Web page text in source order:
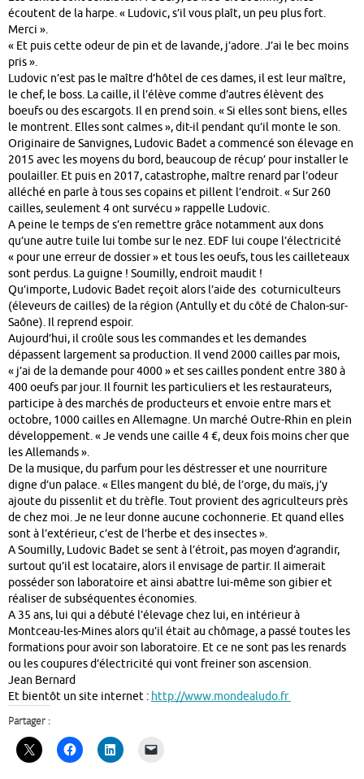
écoutent de la harpe. « Ludovic, s’il vous plaît, un peu plus fort.
Merci ».
« Et puis cette odeur de pin et de lavande, j’adore. J’ai le bec moins
pris ».
Ludovic n’est pas le maître d’hôtel de ces dames, il est leur maître,
le chef, le boss. La caille, il l’élève comme d’autres élèvent des
boeufs ou des escargots. Il en prend soin. « Si elles sont biens, elles
le montrent. Elles sont calmes », dit-il pendant qu’il monte le son.
Originaire de Sanvignes, Ludovic Badet a commencé son élevage en
2015 avec les moyens du bord, beaucoup de récup’ pour installer le
poulailler. Et puis en 2017, catastrophe, maître renard par l’odeur
alléché en parle à tous ses copains et pillent l’endroit. « Sur 260
cailles, seulement 4 ont survécu » rappelle Ludovic.
A peine le temps de s’en remettre grâce notamment aux dons
qu’une autre tuile lui tombe sur le nez. EDF lui coupe l’électricité
« pour une erreur de dossier » et tous les oeufs, tous les cailleteaux
sont perdus. La guigne ! Soumilly, endroit maudit !
Qu’importe, Ludovic Badet reçoit alors l’aide des coturniculteurs
(éleveurs de cailles) de la région (Antully et du côté de Chalon-sur-
Saône). Il reprend espoir.
Aujourd’hui, il croûle sous les commandes et les demandes
dépassent largement sa production. Il vend 2000 cailles par mois,
« j’ai de la demande pour 4000 » et ses cailles pondent entre 380 à
400 oeufs par jour. Il fournit les particuliers et les restaurateurs,
participe à des marchés de producteurs et envoie entre mars et
octobre, 1000 cailles en Allemagne. Un marché Outre-Rhin en plein
développement. « Je vends une caille 4 €, deux fois moins cher que
les Allemands ».
De la musique, du parfum pour les déstresser et une nourriture
digne d’un palace. « Elles mangent du blé, de l’orge, du maïs, j’y
ajoute du pissenlit et du trèfle. Tout provient des agriculteurs près
de chez moi. Je ne leur donne aucune cochonnerie. Et quand elles
sont à l’extérieur, c’est de l’herbe et des insectes ».
A Soumilly, Ludovic Badet se sent à l’étroit, pas moyen d’agrandir,
surtout qu’il est locataire, alors il envisage de partir. Il aimerait
posséder son laboratoire et ainsi abattre lui-même son gibier et
réaliser de subséquentes économies.
A 35 ans, lui qui a débuté l’élevage chez lui, en intérieur à
Montceau-les-Mines alors qu’il était au chômage, a passé toutes les
formations pour avoir son laboratoire. Et ce ne sont pas les renards
ou les coupures d’électricité qui vont freiner son ascension.
Jean Bernard
Et bientôt un site internet : http://www.mondealudo.fr
Partager :